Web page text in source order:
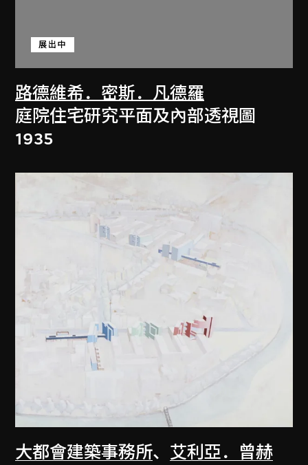
路德維希．密斯．凡德羅
展出中
庭院住宅研究平面及內部透視圖
1935
大都會建築事務所、 艾利亞．曾赫